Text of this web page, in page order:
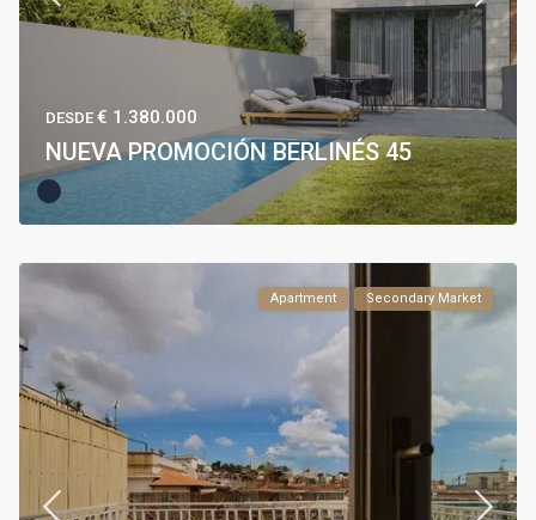
DESDE€ 1.380.000
NUEVA PROMOCIÓN BERLINÉS 45
Apartment Secondary Market